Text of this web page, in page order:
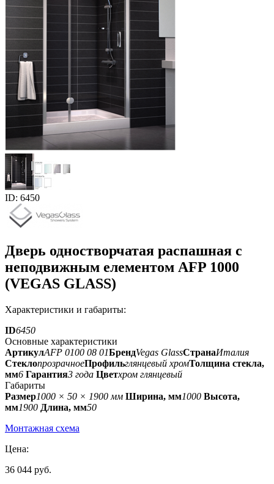
ID: 6450
Дверь одностворчатая распашная с
неподвижным елементом AFP 1000
(VEGAS GLASS)
Характеристики и габариты:
ID6450
Основные характеристики
АртикулAFP 0100 08 01БрендVegas GlassСтранаИталия
СтеклопрозрачноеПрофильглянцевый хромТолщина стекла,
мм6 Гарантия3 года Цветхром глянцевый
Габариты
Размер1000 × 50 × 1900 мм Ширина, мм1000 Высота,
мм1900 Длина, мм50
Монтажная схема
Цена:
36 044 руб.